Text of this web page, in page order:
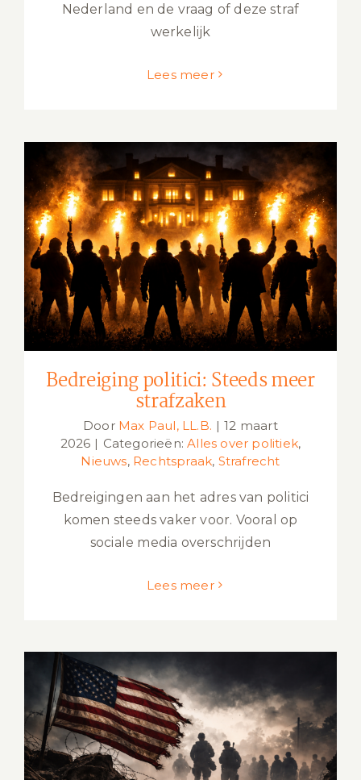
Nederland en de vraag of deze straf
werkelijk
Lees meer
Bedreiging politici: Steeds meer
strafzaken
Bedreiging politici: Steeds meer
strafzaken
Door Max Paul, LL.B. | 12 maart
2026 | Categorieën:Alles over politiek,
Nieuws, Rechtspraak, Strafrecht
Bedreigingen aan het adres van politici
komen steeds vaker voor. Vooral op
sociale media overschrijden
Lees meer
Oorlogsmisdaden Verenigde Staten
sinds 1940: Juridische Analyse